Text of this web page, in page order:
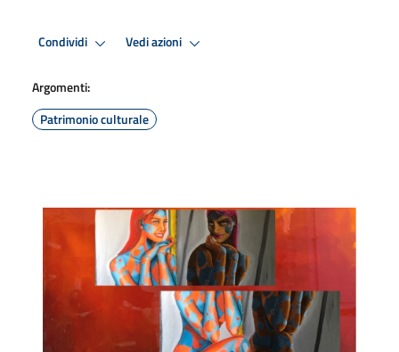
Condividi Vedi azioni
Argomenti:
Patrimonio culturale